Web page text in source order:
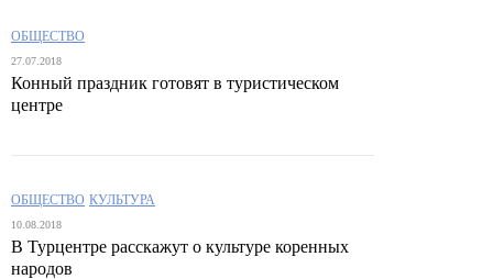
ОБЩЕСТВО
27.07.2018
Конный праздник готовят в туристическом
центре
ОБЩЕСТВО КУЛЬТУРА
10.08.2018
В Турцентре расскажут о культуре коренных
народов